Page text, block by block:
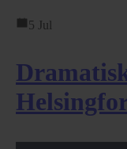
5 Jul